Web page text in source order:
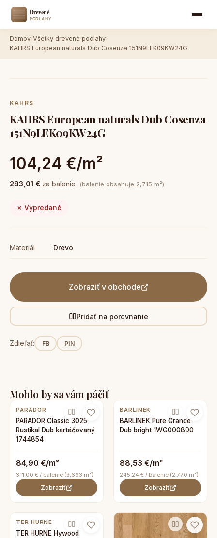
Domov Všetky drevené podlahy
KAHRS European naturals Dub Cosenza 151N9LEK09KW24G
KAHRS
KAHRS European naturals Dub Cosenza
151N9LEK09KW24G
104,24 €/m²
283,01 € za balenie (balenie obsahuje 2,715 m²)
✗ Vypredané
Materiál Drevo
Zobraziť v obchode
Pridať na porovnanie
Zdieľať: FB PIN
Mohlo by sa vám páčiť
PARADOR
PARADOR Classic 3025
Rustikal Dub kartáčovaný
1744854
84,90 €/m²
311,00 € / balenie (3,663 m²)
Zobraziť
BARLINEK
BARLINEK Pure Grande
Dub bright 1WG000890
88,53 €/m²
245,24 € / balenie (2,770 m²)
Zobraziť
TER HURNE
TER HURNE Hywood